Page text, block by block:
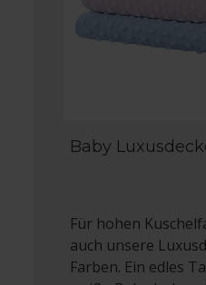
Baby
Für hohen
auch unsere
Farben. Ein edles